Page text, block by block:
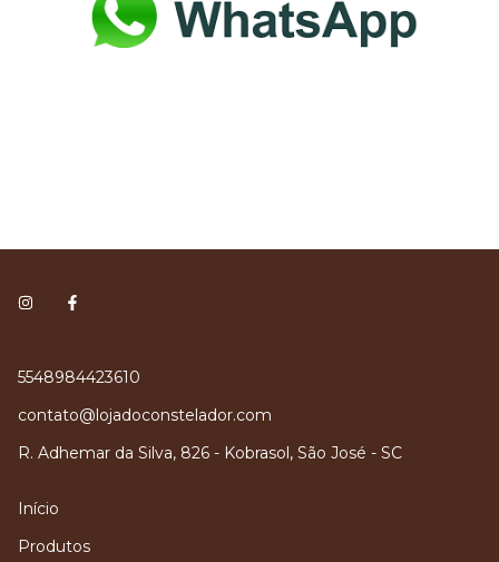
5548984423610
contato@lojadoconstelador.com
R. Adhemar da Silva, 826 - Kobrasol, São José - SC
Início
Produtos